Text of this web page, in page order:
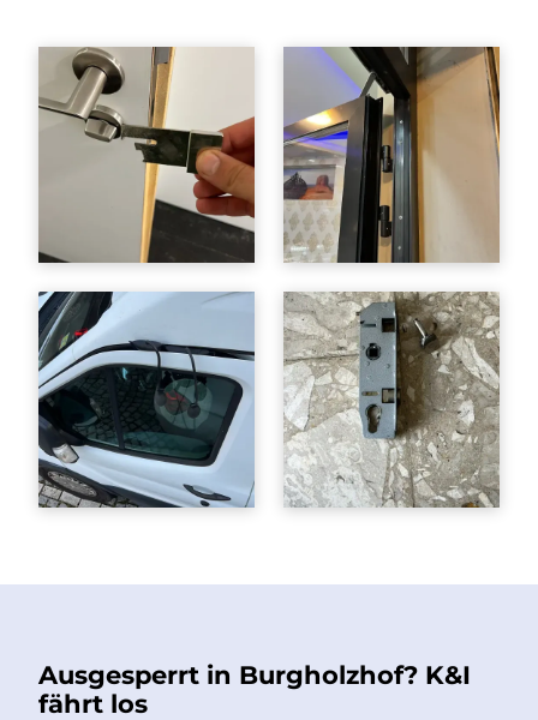
Ausgesperrt in Burgholzhof? K&I
fährt los